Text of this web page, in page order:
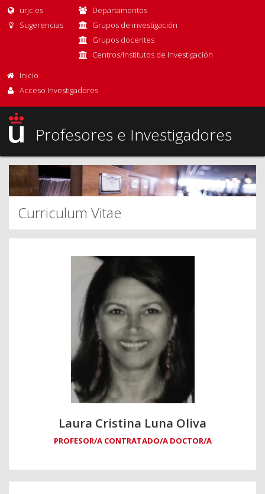
urjc.es
Sugerencias
Departamentos
Grupos de investigación
Grupos docentes
Centros/Institutos de Investigación
Inicio
Acceso Investigadores
Profesores e Investigadores
Curriculum Vitae
Laura Cristina Luna Oliva
PROFESOR/A CONTRATADO/A DOCTOR/A